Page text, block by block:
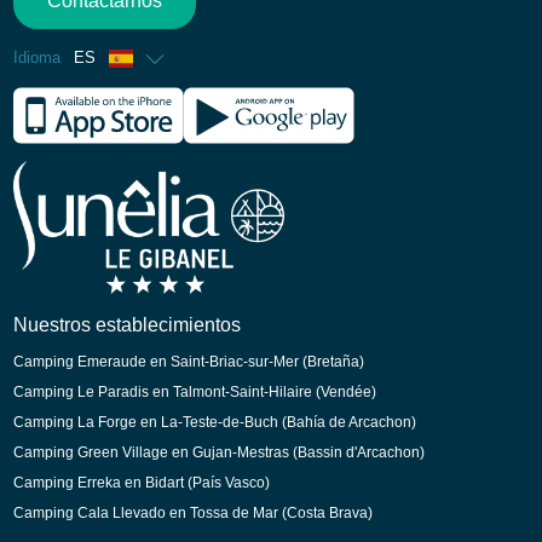
Idioma ES
Francés
Inglés
Holandés
Nuestros establecimientos
Camping Emeraude en Saint-Briac-sur-Mer (Bretaña)
Camping Le Paradis en Talmont-Saint-Hilaire (Vendée)
Camping La Forge en La-Teste-de-Buch (Bahía de Arcachon)
Camping Green Village en Gujan-Mestras (Bassin d'Arcachon)
Camping Erreka en Bidart (País Vasco)
Camping Cala Llevado en Tossa de Mar (Costa Brava)